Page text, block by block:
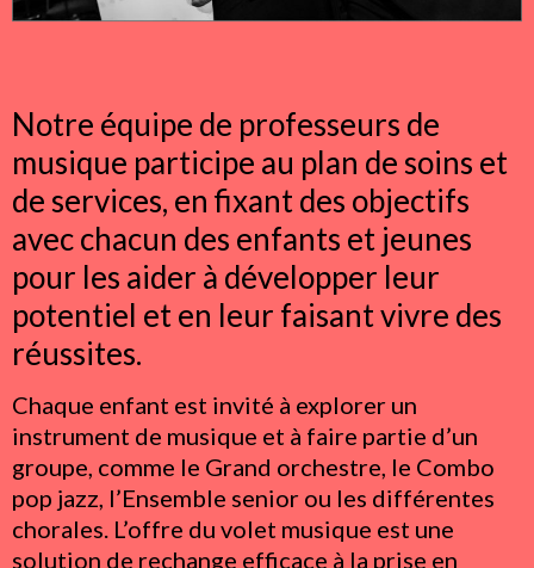
Notre équipe de professeurs de
musique participe au plan de soins et
de services, en fixant des objectifs
avec chacun des enfants et jeunes
pour les aider à développer leur
potentiel et en leur faisant vivre des
réussites.
Chaque enfant est invité à explorer un
instrument de musique et à faire partie d’un
groupe, comme le Grand orchestre, le Combo
pop jazz, l’Ensemble senior ou les différentes
chorales. L’offre du volet musique est une
solution de rechange efficace à la prise en